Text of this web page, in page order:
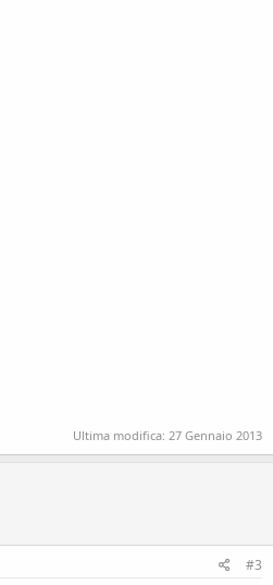
Ultima modifica: 27 Gennaio 2013
#3